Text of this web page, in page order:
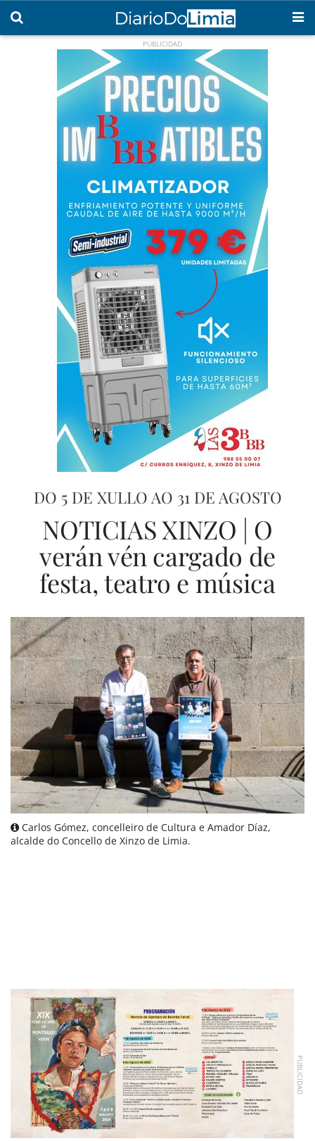
DO 5 DE XULLO AO 31 DE AGOSTO
NOTICIAS XINZO | O
verán vén cargado de
festa, teatro e música
Carlos Gómez, concelleiro de Cultura e Amador Díaz,
alcalde do Concello de Xinzo de Limia.